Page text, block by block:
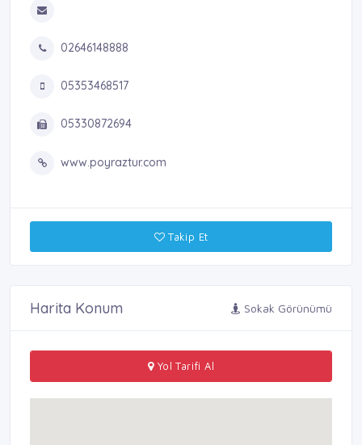
02646148888
05353468517
05330872694
www.poyraztur.com
Takip Et
Harita Konum Sokak Görünümü
Yol Tarifi Al